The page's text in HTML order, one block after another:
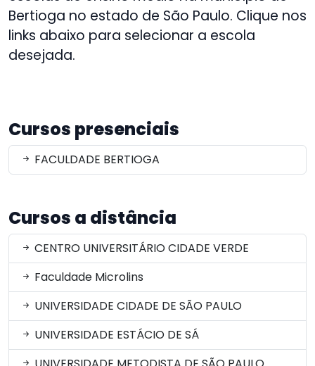
Bertioga no estado de São Paulo. Clique nos
links abaixo para selecionar a escola
desejada.
Cursos presenciais
FACULDADE BERTIOGA
Cursos a distância
CENTRO UNIVERSITÁRIO CIDADE VERDE
Faculdade Microlins
UNIVERSIDADE CIDADE DE SÃO PAULO
UNIVERSIDADE ESTÁCIO DE SÁ